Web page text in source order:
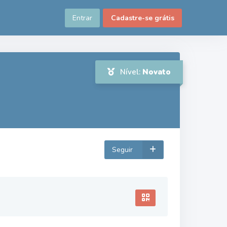
Entrar Cadastre-se grátis
Nível: Novato
Seguir